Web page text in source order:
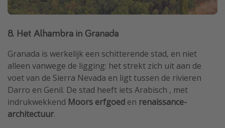
8. Het Alhambra in Granada
Granada is werkelijk een schitterende stad, en niet
alleen vanwege de ligging: het strekt zich uit aan de
voet van de Sierra Nevada en ligt tussen de rivieren
Darro en Genil. De stad heeft iets Arabisch , met
indrukwekkend Moors erfgoed en renaissance-
architectuur.